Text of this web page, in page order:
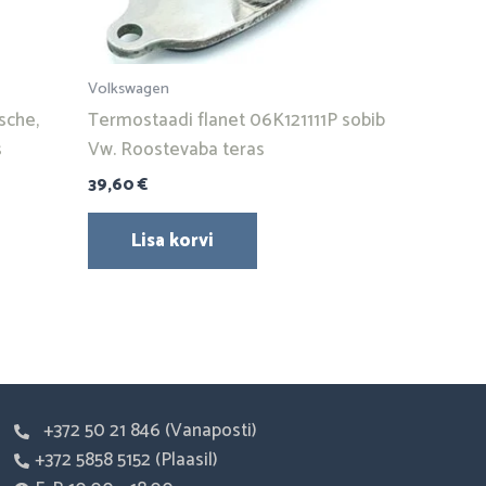
Volkswagen
Termostaadi flanet 06K121111P sobib
Vw. Roostevaba teras
39,60€
Lisa korvi
+372 50 21 846 (Vanaposti)
+372 5858 5152 (Plaasil)